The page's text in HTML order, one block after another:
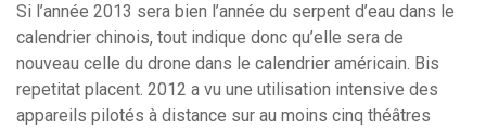
Si l’année 2013 sera bien l’année du serpent d’eau dans le
calendrier chinois, tout indique donc qu’elle sera de
nouveau celle du drone dans le calendrier américain. Bis
repetitat placent. 2012 a vu une utilisation intensive des
appareils pilotés à distance sur au moins cinq théâtres